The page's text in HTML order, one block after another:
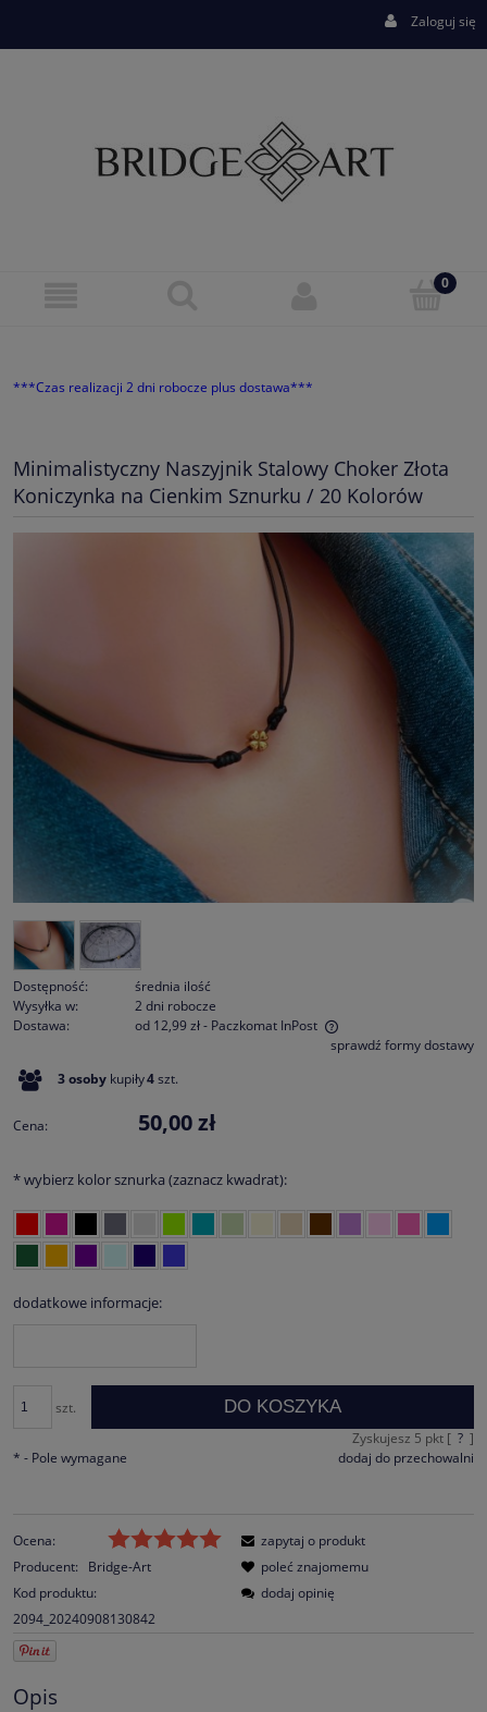
Zaloguj się
***Czas realizacji 2 dni robocze plus dostawa***
Minimalistyczny Naszyjnik Stalowy Choker Złota
Koniczynka na Cienkim Sznurku / 20 Kolorów
Dostępność:
średnia ilość
Wysyłka w:
2 dni robocze
Dostawa:
od 12,99 zł- Paczkomat InPost
Cena nie zawiera ewentualnych kosztów płatnościsprawdź formy dostawy
3osoby kupiły4szt.
Cena: 50,00 zł
*wybierz kolor sznurka (zaznacz kwadrat):
dodatkowe informacje:
szt. DO KOSZYKA
Zyskujesz 5 pkt [ ? ]
dodaj do przechowalni
* - Pole wymagane
Ocena:
Producent:
Bridge-Art
Kod produktu:
2094_20240908130842
zapytaj o produkt
poleć znajomemu
dodaj opinię
Opis